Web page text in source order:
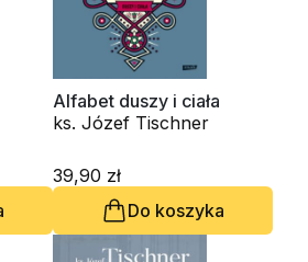
Alfabet duszy i ciała
ks. Józef Tischner
39,90 zł
Do koszyka